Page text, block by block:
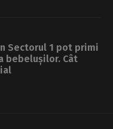
Sectorul 1 pot primi
bebelușilor. Cât